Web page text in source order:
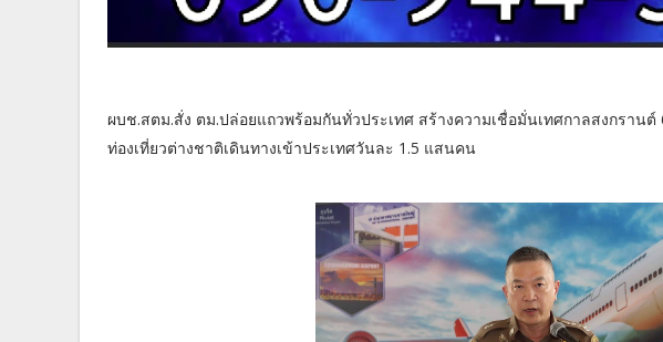
ผบช.สตม.สั่ง ตม.ปล่อยแถวพร้อมกันทั่วประเทศ สร้างความเชื่อมั่นเทศกาลสงกราน
ท่องเที่ยวต่างชาติเดินทางเข้าประเทศวันละ 1.5 แสนคน